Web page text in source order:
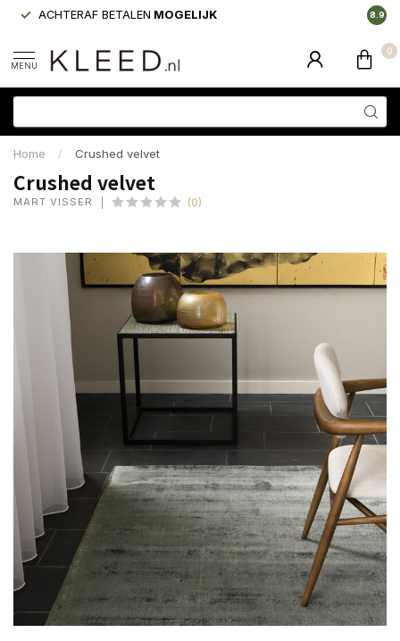
ACHTERAF BETALEN MOGELIJK 8.9
MENU
0
Home / Crushed velvet
Crushed velvet
MART VISSER (0)